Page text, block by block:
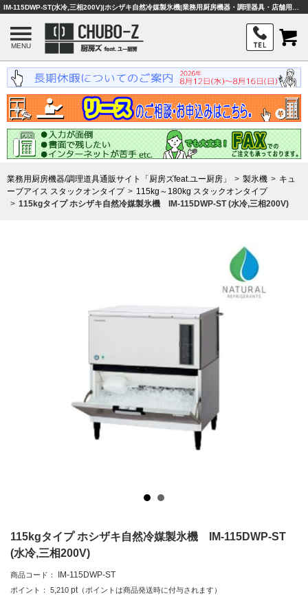
MENU
業務用厨房機器/調理道具通販サイト「厨房ズfeat.ユー厨房」 製氷機
キュ
ーブアイス スタックオンタイプ
115kg～180kg スタックオンタイプ
115kgタイプ ホシザキ自然冷媒製氷機 IM-115DWP-ST (水冷,三相200V)
115kgタイプ ホシザキ自然冷媒製氷機 IM-115DWP-ST
(水冷,三相200V)
商品コード： IM-115DWP-ST
ポイント： 5,210 pt （ポイントは商品発送時に付与されます）